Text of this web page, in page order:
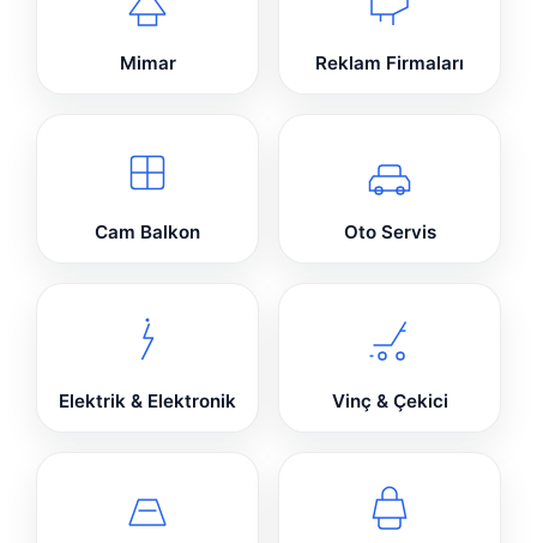
Mimar Reklam Firmaları
Cam Balkon Oto Servis
Elektrik & Elektronik Vinç & Çekici